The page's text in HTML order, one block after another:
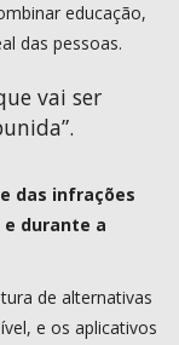
educação,
das pessoas.
vai ser
das infrações
durante a
de alternativas
e os aplicativos